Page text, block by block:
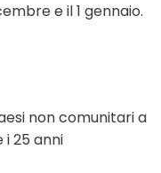
e il 1 gennaio.
non comunitari a
i 25 anni